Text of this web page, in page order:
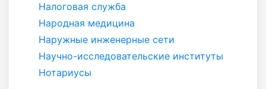
Налоговая служба
Народная медицина
Наружные инженерные сети
Научно-исследовательские институты
Нотариусы